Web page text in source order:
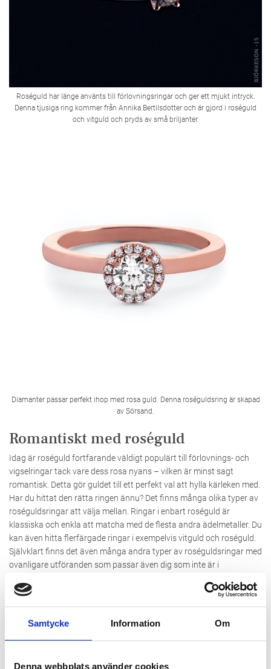
Samtycke Information Om
Denna webbplats använder cookies
Roséguld har länge använts till förlovningsringar och ger ett mjukt intryck.
Denna tjusiga ring kommer från Annika Bertilsdotter och är gjord i roséguld
och vitguld och pryds av små briljanter.
Diamanter passar perfekt ihop med rosa guld. Denna roséguldsring är skapad
av Sörsand.
Romantiskt med roséguld
Idag är roséguld fortfarande väldigt populärt till förlovnings- och
vigselringar tack vare dess rosa nyans – vilken är minst sagt
romantisk. Detta gör guldet till ett perfekt val att hylla kärleken med.
Har du hittat den rätta ringen ännu? Det finns många olika typer av
roséguldsringar att välja mellan. Ringar i enbart roséguld är
klassiska och enkla att matcha med de flesta andra ädelmetaller. Du
kan även hitta flerfärgade ringar i exempelvis vitguld och roséguld.
Självklart finns det även många andra typer av roséguldsringar med
ovanligare utföranden som passar även dig som inte är i
Matcha dina
roséguldsmycken